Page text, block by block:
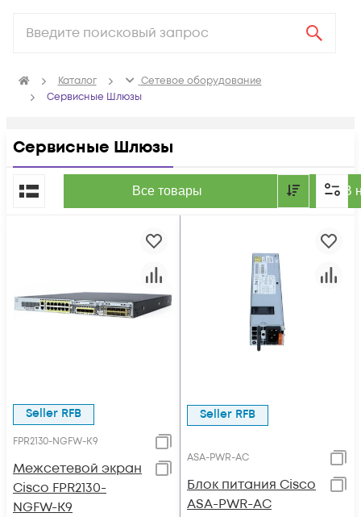
Каталог
Сетевое оборудование
Сервисные Шлюзы
Сервисные Шлюзы
Все товары В
По популярности
Seller RFB
FPR2130-NGFW-K9
Межсетевой экран
Cisco FPR2130-
NGFW-K9
Seller RFB
ASA-PWR-AC
Блок питания Cisco
ASA-PWR-AC